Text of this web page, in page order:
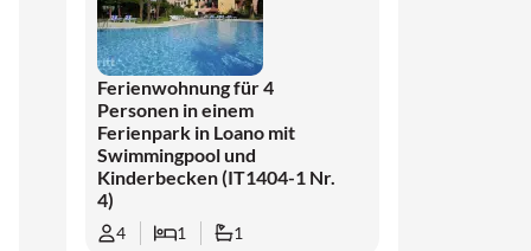
Ferienwohnung für 4
Personen in einem
Ferienpark in Loano mit
Swimmingpool und
Kinderbecken (IT1404-1 Nr.
4)
4 1 1